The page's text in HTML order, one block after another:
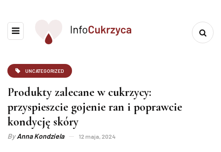
UNCATEGORIZED
Produkty zalecane w cukrzycy:
przyspieszcie gojenie ran i poprawcie
kondycję skóry
ByAnna Kondziela 12 maja, 2024